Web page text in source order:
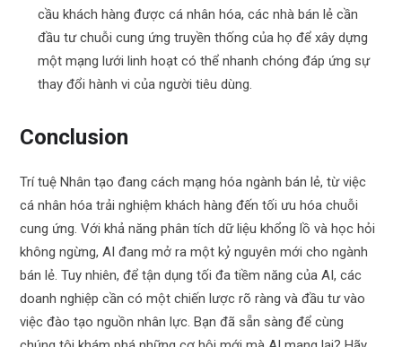
cầu khách hàng được cá nhân hóa, các nhà bán lẻ cần
đầu tư chuỗi cung ứng truyền thống của họ để xây dựng
một mạng lưới linh hoạt có thể nhanh chóng đáp ứng sự
thay đổi hành vi của người tiêu dùng.
Conclusion
Trí tuệ Nhân tạo đang cách mạng hóa ngành bán lẻ, từ việc
cá nhân hóa trải nghiệm khách hàng đến tối ưu hóa chuỗi
cung ứng. Với khả năng phân tích dữ liệu khổng lồ và học hỏi
không ngừng, AI đang mở ra một kỷ nguyên mới cho ngành
bán lẻ. Tuy nhiên, để tận dụng tối đa tiềm năng của AI, các
doanh nghiệp cần có một chiến lược rõ ràng và đầu tư vào
việc đào tạo nguồn nhân lực. Bạn đã sẵn sàng để cùng